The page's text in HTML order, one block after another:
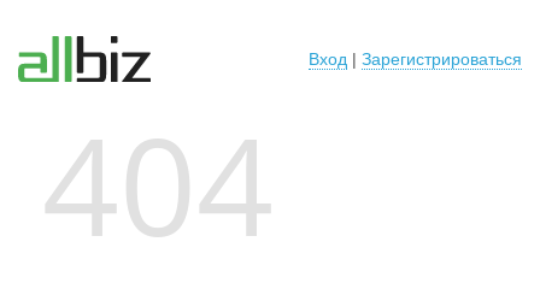
Вход | Зарегистрироваться
404